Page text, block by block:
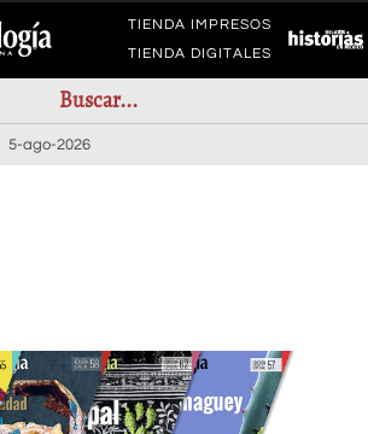
TIENDA IMPRESOS
TIENDA DIGITALES
5-ago-2026